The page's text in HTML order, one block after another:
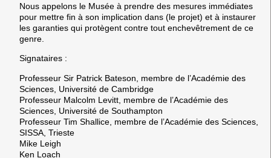
Nous appelons le Musée à prendre des mesures immédiates
pour mettre fin à son implication dans (le projet) et à instaurer
les garanties qui protègent contre tout enchevêtrement de ce
genre.
Signataires :
Professeur Sir Patrick Bateson, membre de l’Académie des
Sciences, Université de Cambridge
Professeur Malcolm Levitt, membre de l’Académie des
Sciences, Université de Southampton
Professeur Tim Shallice, membre de l’Académie des Sciences,
SISSA, Trieste
Mike Leigh
Ken Loach